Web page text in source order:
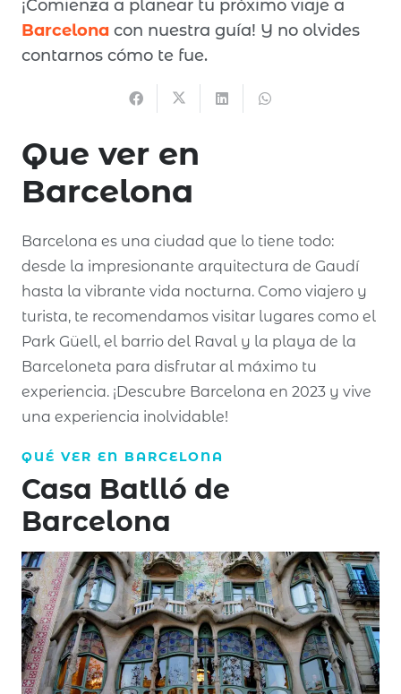
¡Comienza a planear tu próximo viaje a
Barcelona con nuestra guía! Y no olvides
contarnos cómo te fue.
Que ver en
Barcelona
Barcelona es una ciudad que lo tiene todo:
desde la impresionante arquitectura de Gaudí
hasta la vibrante vida nocturna. Como viajero y
turista, te recomendamos visitar lugares como el
Park Güell, el barrio del Raval y la playa de la
Barceloneta para disfrutar al máximo tu
experiencia. ¡Descubre Barcelona en 2023 y vive
una experiencia inolvidable!
QUÉ VER EN BARCELONA
Casa Batlló de
Barcelona